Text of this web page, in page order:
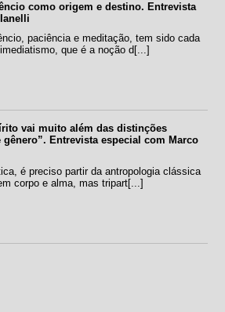
como origem e destino. Entrevista
paciência e meditação, tem sido cada
que é a noção d[...]
vai muito além das distinções
gênero”. Entrevista especial com Marco
é preciso partir da antropologia clássica
corpo e alma, mas tripart[...]